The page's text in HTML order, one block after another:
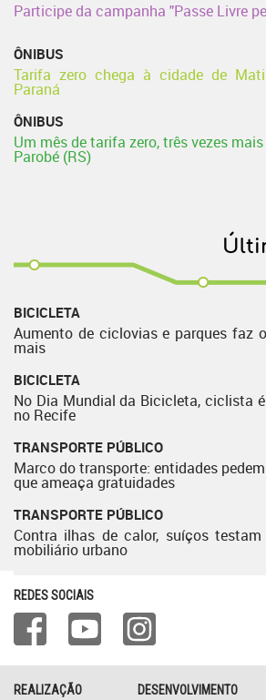
Participe da campanha "Passe Livre
ÔNIBUS
Tarifa zero chega à cidade de
Paraná
ÔNIBUS
Um mês de tarifa zero, três vezes
Parobé (RS)
BICICLETA
Aumento de ciclovias e parques faz
mais
BICICLETA
No Dia Mundial da Bicicleta, ciclista
no Recife
TRANSPORTE PÚBLICO
Marco do transporte: entidades
que ameaça gratuidades
TRANSPORTE PÚBLICO
Contra ilhas de calor, suíços
mobiliário urbano
REDES SOCIAIS
REALIZAÇÃO DESENVOLVIMENTO